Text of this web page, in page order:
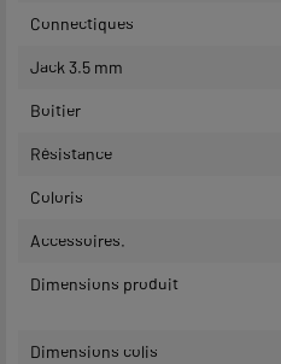
Connectiques
Jack 3.5 mm
Boitier
Résistance
Coloris
Accessoires.
Dimensions produit
Dimensions colis